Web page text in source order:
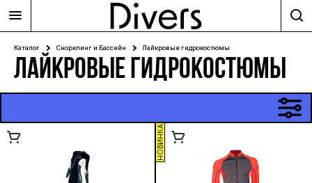
ЛАЙКРОВЫЕ ГИДРОКОСТЮМЫ
Каталог Снорклинг и Бассейн Лайкровые гидрокостюмы
НОВИНКА